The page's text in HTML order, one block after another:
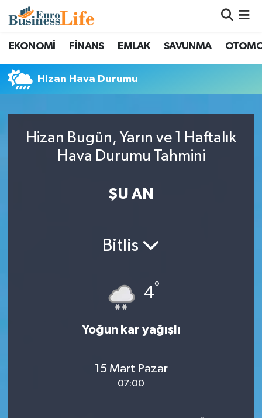
EKONOMİ FİNANS EMLAK SAVUNMA
Hizan Hava Durumu
Hizan Bugün, Yarın ve 1 Haftalık
Hava Durumu Tahmini
ŞU AN
Bitlis
4°
Yoğun kar yağışlı
15 Mart Pazar
07:00
Nöbetçi Eczaneler
Hava Durumu
Trafik Durumu
Süper Lig Puan Durumu ve Fikstür